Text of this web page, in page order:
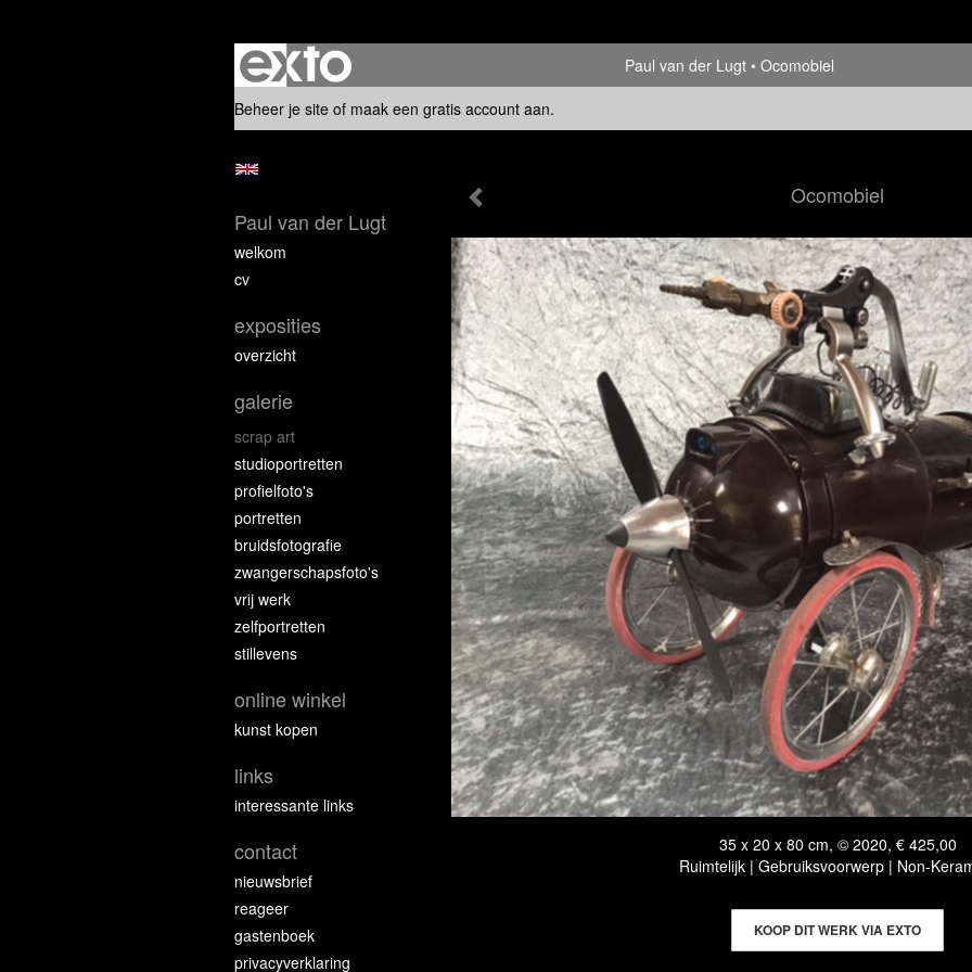
Paul van der Lugt
Ocomobiel
Beheer je site of maak een gratis account aan.
Ocomobiel
35 x 20 x 80 cm, © 2020, € 425,00
Ruimtelijk | Gebruiksvoorwerp | Non-
KOOP DIT WERK VIA EXTO
Paul van der Lugt
welkom
cv
exposities
overzicht
galerie
scrap art
studioportretten
profielfoto's
portretten
bruidsfotografie
zwangerschapsfoto's
vrij werk
zelfportretten
stillevens
online winkel
kunst kopen
links
interessante links
contact
nieuwsbrief
reageer
gastenboek
privacyverklaring